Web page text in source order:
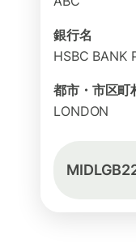
銀行名
HSBC BANK
都市・市区町
LONDON